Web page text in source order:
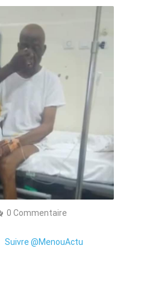
0 Commentaire
Suivre @MenouActu